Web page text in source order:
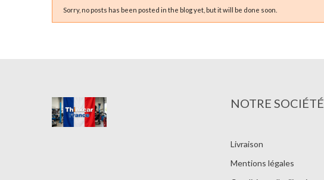
Sorry, no posts has been posted in the blog yet, but it will be done soon.
NOTRE SOCIÉTÉ
Livraison
Mentions légales